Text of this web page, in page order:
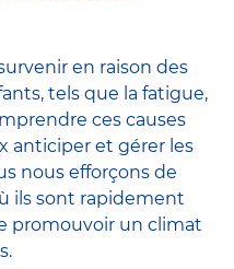
en raison des
tels que la fatigue,
ces causes
anticiper et gérer les
nous efforçons de
ils sont rapidement
promouvoir un climat